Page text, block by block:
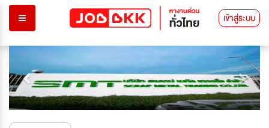
เข้าสู่ระบบ
Previous Next